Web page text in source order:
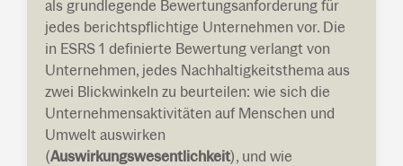
als grundlegende Bewertungsanforderung für
jedes berichtspflichtige Unternehmen vor. Die
in ESRS 1 definierte Bewertung verlangt von
Unternehmen, jedes Nachhaltigkeitsthema aus
zwei Blickwinkeln zu beurteilen: wie sich die
Unternehmensaktivitäten auf Menschen und
Umwelt auswirken
(Auswirkungswesentlichkeit), und wie